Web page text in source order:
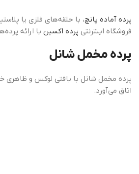
پرده آماده پانچ، با حلقه‌های فلزی یا
فروشگاه اینترنتی پرده اکسین با ارائه
پرده مخمل شانل
پرده مخمل شانل با بافتی لوکس و ظاهری
اتاق می‌آورد.